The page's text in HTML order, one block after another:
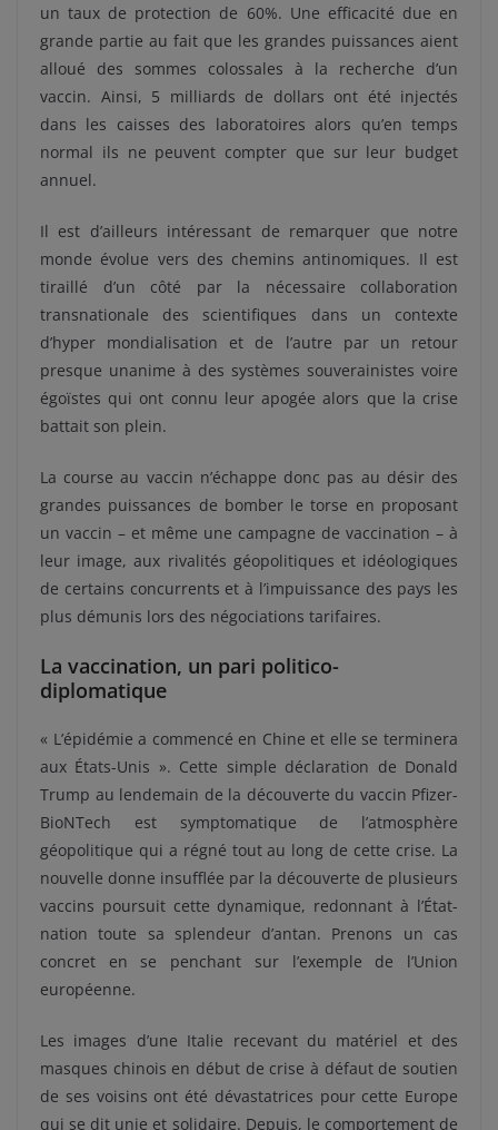
un taux de protection de 60%. Une efficacité due en
grande partie au fait que les grandes puissances aient
alloué des sommes colossales à la recherche d’un
vaccin. Ainsi, 5 milliards de dollars ont été injectés
dans les caisses des laboratoires alors qu’en temps
normal ils ne peuvent compter que sur leur budget
annuel.
Il est d’ailleurs intéressant de remarquer que notre
monde évolue vers des chemins antinomiques. Il est
tiraillé d’un côté par la nécessaire collaboration
transnationale des scientifiques dans un contexte
d’hyper mondialisation et de l’autre par un retour
presque unanime à des systèmes souverainistes voire
égoïstes qui ont connu leur apogée alors que la crise
battait son plein.
La course au vaccin n’échappe donc pas au désir des
grandes puissances de bomber le torse en proposant
un vaccin – et même une campagne de vaccination – à
leur image, aux rivalités géopolitiques et idéologiques
de certains concurrents et à l’impuissance des pays les
plus démunis lors des négociations tarifaires.
La vaccination, un pari politico-
diplomatique
« L’épidémie a commencé en Chine et elle se terminera
aux États-Unis ». Cette simple déclaration de Donald
Trump au lendemain de la découverte du vaccin Pfizer-
BioNTech est symptomatique de l’atmosphère
géopolitique qui a régné tout au long de cette crise. La
nouvelle donne insufflée par la découverte de plusieurs
vaccins poursuit cette dynamique, redonnant à l’État-
nation toute sa splendeur d’antan. Prenons un cas
concret en se penchant sur l’exemple de l’Union
européenne.
Les images d’une Italie recevant du matériel et des
masques chinois en début de crise à défaut de soutien
de ses voisins ont été dévastatrices pour cette Europe
qui se dit unie et solidaire. Depuis, le comportement de